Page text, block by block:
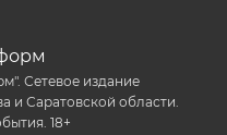
Сетевое издание
и Саратовской области.
18+